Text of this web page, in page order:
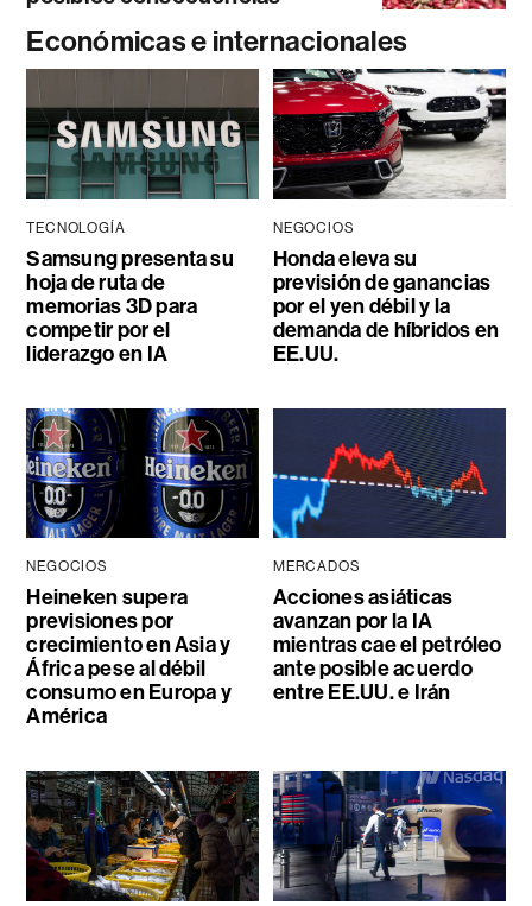
Económicas e internacionales
TECNOLOGÍA
Samsung presenta su
hoja de ruta de
memorias 3D para
competir por el
liderazgo en IA
NEGOCIOS
Honda eleva su
previsión de ganancias
por el yen débil y la
demanda de híbridos en
EE.UU.
NEGOCIOS
Heineken supera
previsiones por
crecimiento en Asia y
África pese al débil
consumo en Europa y
América
MERCADOS
Acciones asiáticas
avanzan por la IA
mientras cae el petróleo
ante posible acuerdo
entre EE.UU. e Irán